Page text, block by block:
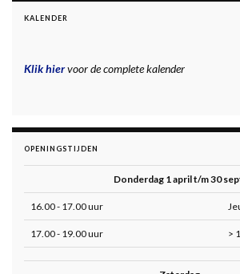
KALENDER
Klik hiervoor de complete kalender
OPENINGSTIJDEN
Donderdag 1 april t/m 30
16.00 - 17.00 uur
17.00 - 19.00 uur >